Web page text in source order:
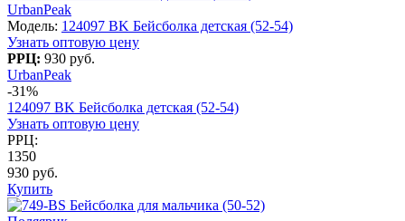
UrbanPeak
Модель: 124097 BK Бейсболка детская (52-54)
Узнать оптовую цену
РРЦ: 930 руб.
UrbanPeak
-31%
124097 BK Бейсболка детская (52-54)
Узнать оптовую цену
РРЦ:
1350
930 руб.
Купить